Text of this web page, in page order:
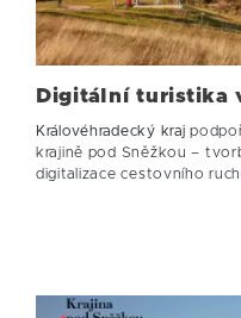
Digitální turistika
Královéhradecký kraj
krajině pod Sněžkou –
digitalizace cestovního